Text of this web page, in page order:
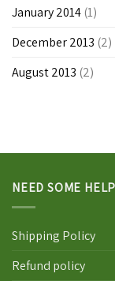
January 2014 (1)
December 2013 (2)
August 2013 (2)
NEED SOME
Shipping Policy
Refund policy